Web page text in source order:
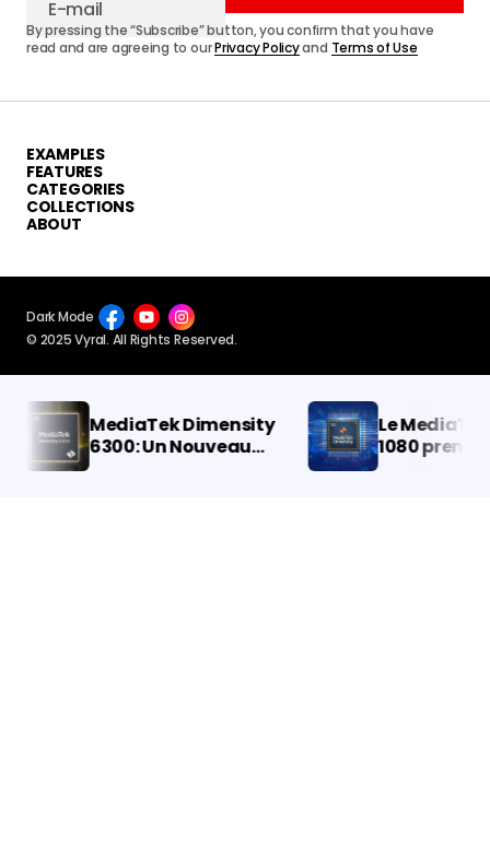
By pressing the “Subscribe” button, you confirm that you have
read and are agreeing to ourPrivacy Policyand Terms of Use
EXAMPLES
FEATURES
CATEGORIES
COLLECTIONS
ABOUT
© 2025 Vyral. All Rights Reserved.
Dark Mode
MediaTek Dimensity
6300: Un Nouveau
Processeur pour les
Le MediaTek
1080 prendra
un appareil